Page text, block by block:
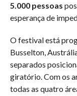
5.000 pessoas
esperança de
O festival está
Busselton,
separados
giratório. Com os
todas as quatro